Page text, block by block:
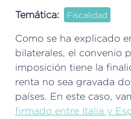
Temática Fiscalidad
Como se ha explicado
bilaterales, el convenio
imposición tiene la
renta no sea gravada
países. En este caso,
firmado entre Italia y